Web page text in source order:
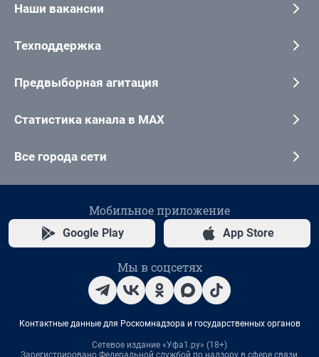
Наши вакансии
Техподдержка
Предвыборная агитация
Статистика канала в MAX
Все города сети
Мобильное приложение
Google Play App Store
Мы в соцсетях
Контактные данные для Роскомнадзора и государственных органов
Сетевое издание «Уфа1.ру» (18+)
Зарегистрировано Федеральной службой по надзору в сфере связи,